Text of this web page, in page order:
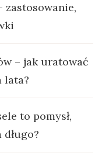
zastosowanie,
– jak uratować
lata?
to pomysł,